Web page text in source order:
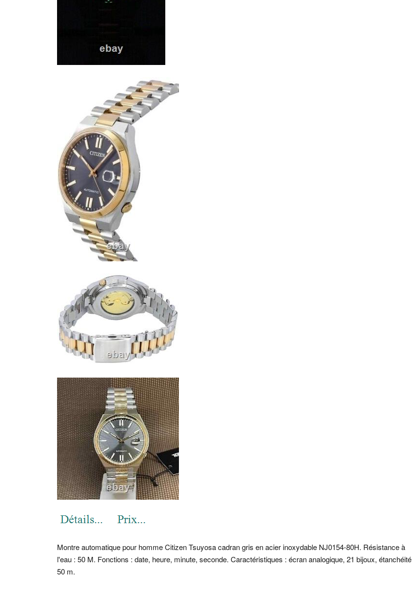
Montre automatique pour homme Citizen Tsuyosa cadran gris en acier inoxydable NJ0154-80H. Résistance à
l'eau : 50 M. Fonctions : date, heure, minute, seconde. Caractéristiques : écran analogique, 21 bijoux, étanchéité
50 m.